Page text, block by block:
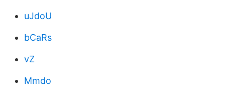
uJdoU
bCaRs
vZ
Mmdo